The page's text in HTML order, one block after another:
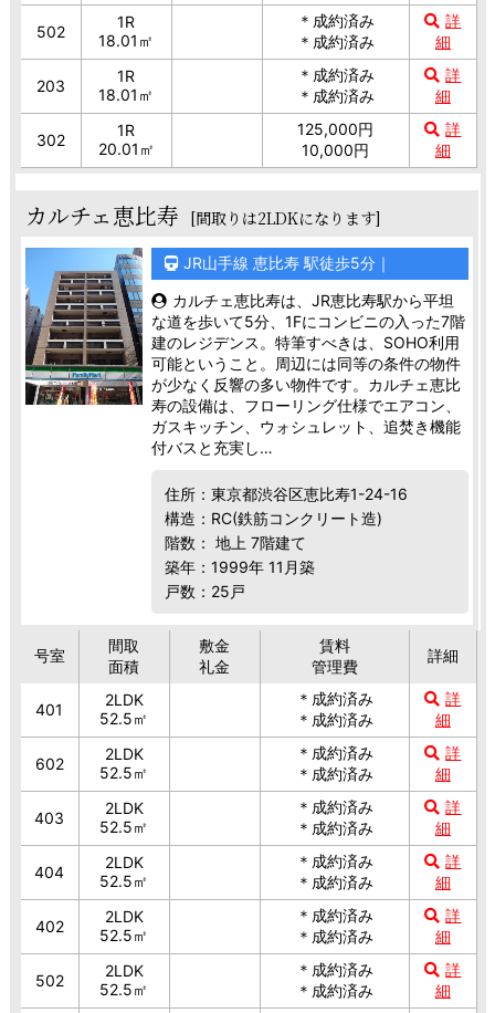
502
1R
18.01㎡
＊成約済み
＊成約済み
詳
細
203
1R
18.01㎡
＊成約済み
＊成約済み
詳
細
302
1R
20.01㎡
125,000円
10,000円
詳
細
カルチェ恵比寿 [間取りは2LDKになります]
JR山手線 恵比寿 駅徒歩5分｜
カルチェ恵比寿は、JR恵比寿駅から平坦
な道を歩いて5分、1Fにコンビニの入った7階
建のレジデンス。特筆すべきは、SOHO利用
可能ということ。周辺には同等の条件の物件
が少なく反響の多い物件です。カルチェ恵比
寿の設備は、フローリング仕様でエアコン、
ガスキッチン、ウォシュレット、追焚き機能
付バスと充実し…
住所：東京都渋谷区恵比寿1-24-16
構造：RC(鉄筋コンクリート造)
階数： 地上 7階建て
築年：1999年 11月築
戸数：25戸
号室
間取
面積
敷金
礼金
賃料
管理費
詳細
401
2LDK
52.5㎡
＊成約済み
＊成約済み
詳
細
602
2LDK
52.5㎡
＊成約済み
＊成約済み
詳
細
403
2LDK
52.5㎡
＊成約済み
＊成約済み
詳
細
404
2LDK
52.5㎡
＊成約済み
＊成約済み
詳
細
402
2LDK
52.5㎡
＊成約済み
＊成約済み
詳
細
502
2LDK
52.5㎡
＊成約済み
＊成約済み
詳
細